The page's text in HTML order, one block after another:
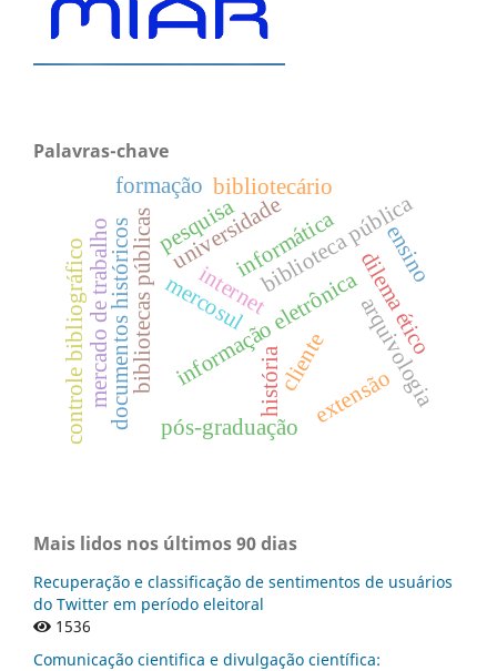
Palavras-chave
bibliotecas públicasinformação eletrônica
cliente
mercosul
internetbiblioteca pública
documentos históricos história
informática
arquivologia
mercado de trabalho
controle bibliográfico
universidade
dilema ético
bibliotecário
extensão
pesquisa ensino
formação
pós-graduação
Mais lidos nos últimos 90 dias
Recuperação e classificação de sentimentos de usuários
do Twitter em período eleitoral
1536
Comunicação cientifica e divulgação científica: